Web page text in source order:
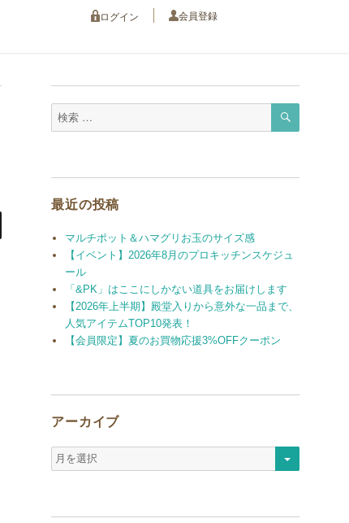
ログイン 会員登録
索
検
検
最近の投稿
マルチポット＆ハマグリお玉のサイズ感
【イベント】2026年8月のプロキッチンスケジュ
ール
「&PK」はここにしかない道具をお届けします
【2026年上半期】殿堂入りから意外な一品まで、
人気アイテムTOP10発表！
【会員限定】夏のお買物応援3%OFFクーポン
アーカイブ
ア
ー